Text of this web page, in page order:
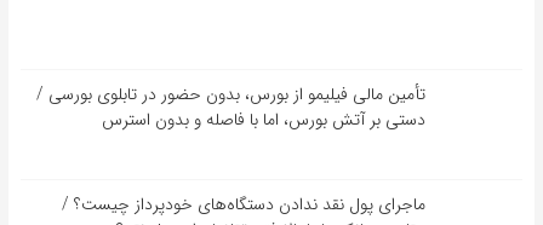
تأمین مالی فیلیمو از بورس، بدون حضور در تابلوی بورسی /
دستی بر آتش بورس، اما با فاصله و بدون استرس
ماجرای پول نقد ندادن دستگاه‌های خودپرداز چیست؟ /